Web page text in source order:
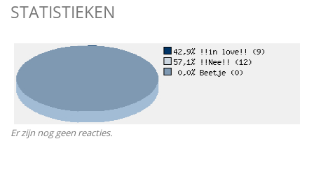
STATISTIEKEN
Er zijn nog geen reacties.